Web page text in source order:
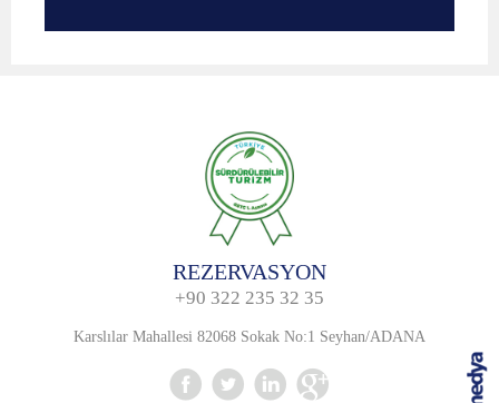
REZERVASYON
+90 322 235 32 35
Karslılar Mahallesi 82068 Sokak No:1 Seyhan/ADANA